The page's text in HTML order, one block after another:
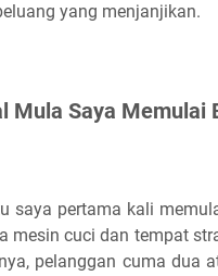
yang menjanjikan.
Mula Saya Memulai
saya pertama kali
mesin cuci dan tempat
pelanggan cuma dua